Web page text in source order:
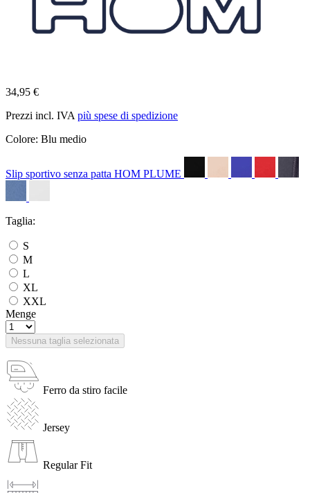
34,95 €
Prezzi incl. IVA più spese di spedizione
Colore: Blu medio
Slip sportivo senza patta HOM PLUME
Taglia:
S
M
L
XL
XXL
Menge
Nessuna taglia selezionata
Ferro da stiro facile
Jersey
Regular Fit